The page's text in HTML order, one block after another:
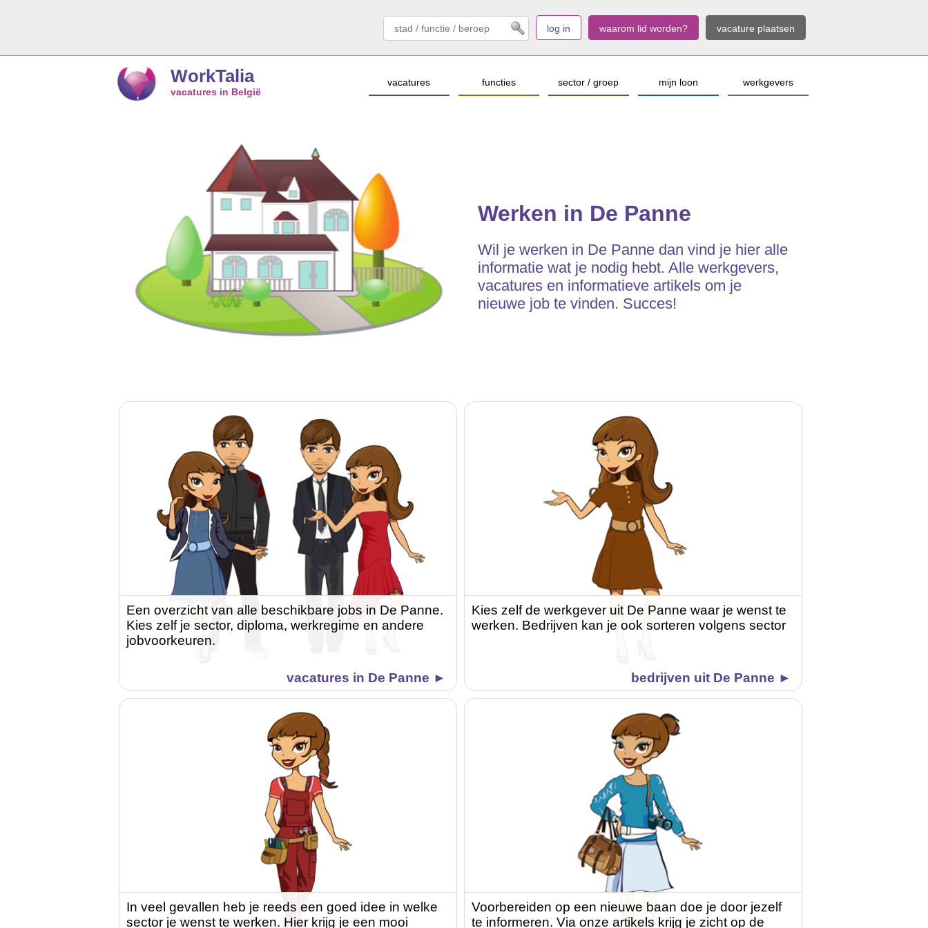
vacature plaatsen
waarom lid worden?
log in
WorkTalia
vacatures in België
werkgevers
mijn loon
sector / groep
functies
vacatures
Werken in De Panne
Wil je werken in De Panne dan vind je hier alle
informatie wat je nodig hebt. Alle werkgevers,
vacatures en informatieve artikels om je
nieuwe job te vinden. Succes!
Een overzicht van alle beschikbare jobs in De Panne.
Kies zelf je sector, diploma, werkregime en andere
jobvoorkeuren.
vacatures in De Panne ►
Kies zelf de werkgever uit De Panne waar je wenst te
werken. Bedrijven kan je ook sorteren volgens sector
bedrijven uit De Panne ►
In veel gevallen heb je reeds een goed idee in welke
sector je wenst te werken. Hier krijg je een mooi
Voorbereiden op een nieuwe baan doe je door jezelf
te informeren. Via onze artikels krijg je zicht op de